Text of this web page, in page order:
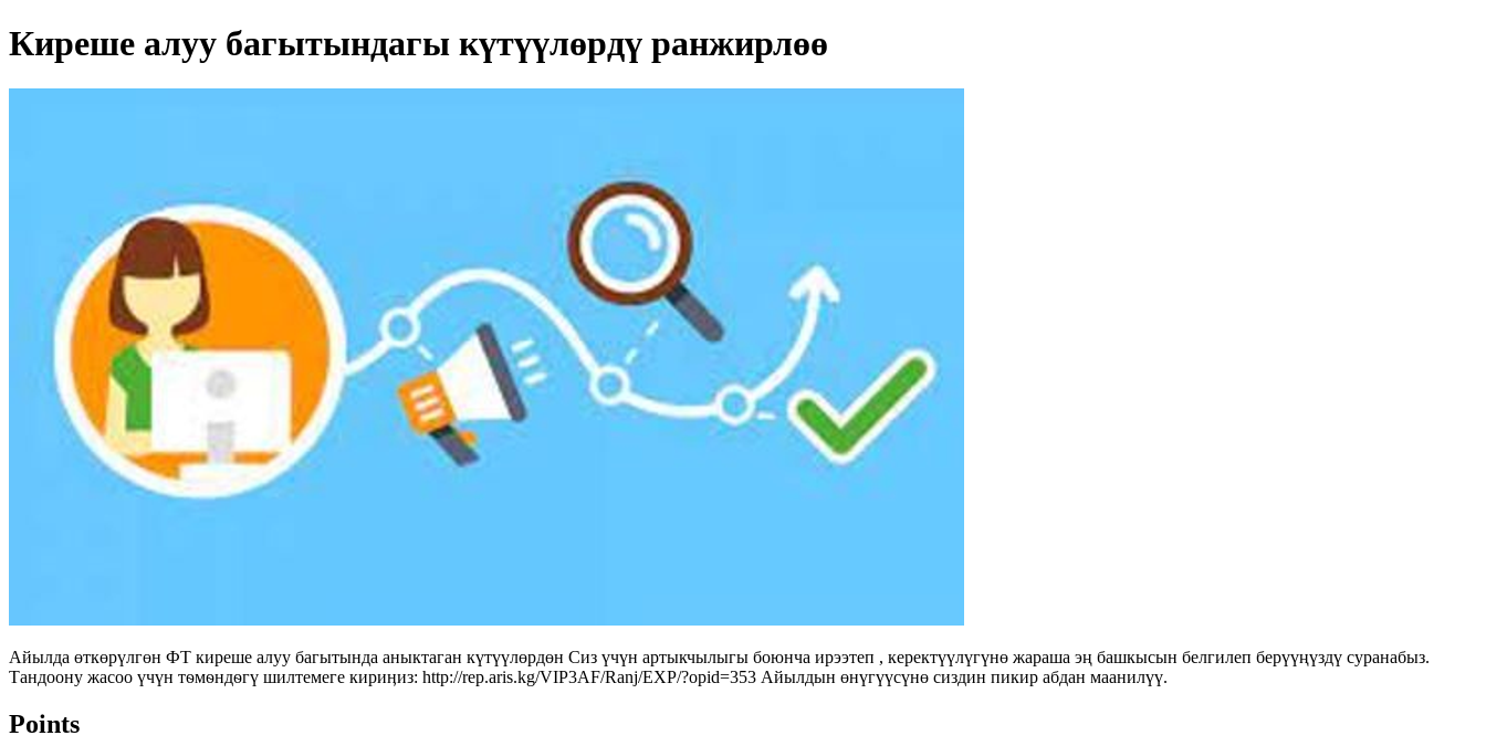
Киреше алуу багытындагы күтүүлөрдү ранжирлөө
Айылда өткөрүлгөн ФТ киреше алуу багытында аныктаган күтүүлөрдөн Сиз үчүн артыкчылыгы боюнча ирээтеп , керектүүлүгүнө жараша эң башкысын белгилеп берүүңүздү суранабыз.
Тандоону жасоо үчүн тѳмѳндѳгү шилтемеге кириӊиз: http://rep.aris.kg/VIP3AF/Ranj/EXP/?opid=353 Айылдын өнүгүүсүнө сиздин пикир абдан маанилүү.
Points